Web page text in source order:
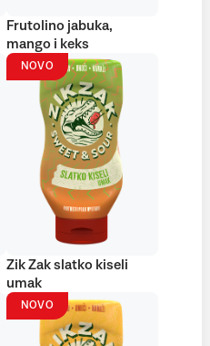
Frutolino jabuka,
mango i keks
NOVO
Zik Zak slatko kiseli
umak
NOVO